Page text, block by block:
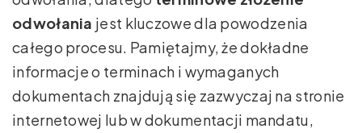
odwołania jest kluczowe dla powodzenia
całego procesu. Pamiętajmy, że dokładne
informacje o terminach i wymaganych
dokumentach znajdują się zazwyczaj na stronie
internetowej lub w dokumentacji mandatu,